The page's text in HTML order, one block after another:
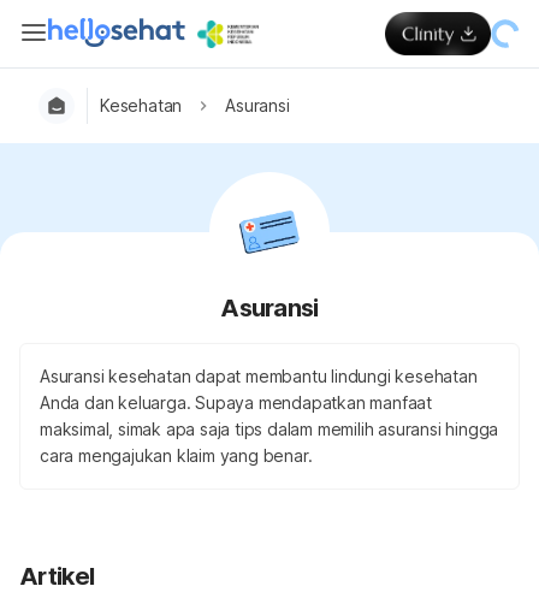
Kesehatan Asuransi
Asuransi
Asuransi kesehatan dapat membantu lindungi kesehatan
Anda dan keluarga. Supaya mendapatkan manfaat
maksimal, simak apa saja tips dalam memilih asuransi hingga
cara mengajukan klaim yang benar.
Artikel